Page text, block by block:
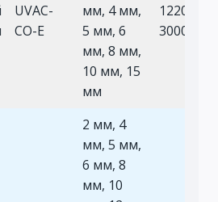
UVAC-
CO-E
мм, 4 мм,
5 мм, 6
мм, 8 мм,
10 мм, 15
мм
2 мм, 4
мм, 5 мм,
6 мм, 8
мм, 10